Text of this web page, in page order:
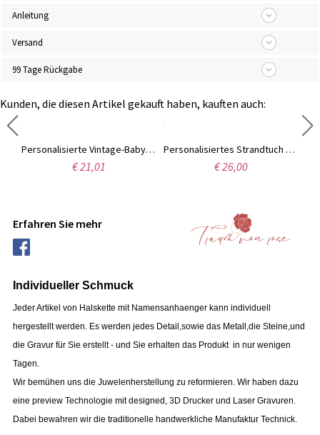
Anleitung
Versand
99 Tage Rückgabe
Kunden, die diesen Artikel gekauft haben, kauften auch:
Personalisierte Vintage-Babydecke mit Winnie Puuh-Motiv und Namen, weiche, geblümte Bett- und Sofadecke, Kinderzimmerdekoration, Geburtstags-/Ostergeschenk für Neugeborene/Mädchen/Kinder
€ 21,01
Personalisiertes Strandtuch mit Namen und Beachvolleyball-Motiv, schnelltrocknendes Mikrofaser-Poolhandtuch, Gastgeschenk für Strandpartys, Geschenk für Beachvolleyball-Fans/Spieler
€ 26,00
Erfahren Sie mehr
Individueller Schmuck
Jeder Artikel von Halskette mit Namensanhaenger kann individuell
hergestellt werden.Es werden jedes Detail,sowie das Metall,die Steine,und
die Gravur für Sie erstellt - und Sie erhalten das Produkt in nur wenigen
Tagen.
Wir bemühen uns die Juwelenherstellung zu reformieren. Wir haben dazu
eine preview Technologie mit designed, 3D Drucker und Laser Gravuren.
Dabei bewahren wir die traditionelle handwerkliche Manufaktur Technick.